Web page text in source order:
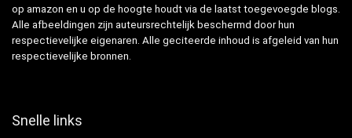
op amazon en u op de hoogte houdt via de laatst toegevoegde blogs.
Alle afbeeldingen zijn auteursrechtelijk beschermd door hun
respectievelijke eigenaren. Alle geciteerde inhoud is afgeleid van hun
respectievelijke bronnen.
Snelle links